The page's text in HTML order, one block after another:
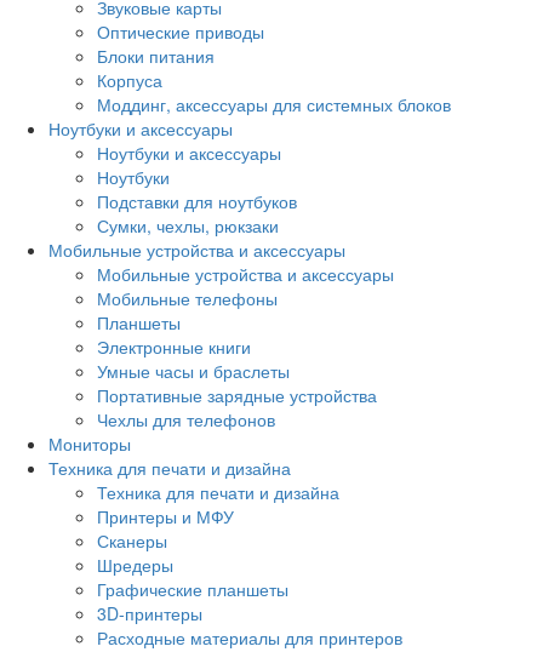
Звуковые карты
Оптические приводы
Блоки питания
Корпуса
Моддинг, аксессуары для системных блоков
Ноутбуки и аксессуары
Ноутбуки и аксессуары
Ноутбуки
Подставки для ноутбуков
Сумки, чехлы, рюкзаки
Мобильные устройства и аксессуары
Мобильные устройства и аксессуары
Мобильные телефоны
Планшеты
Электронные книги
Умные часы и браслеты
Портативные зарядные устройства
Чехлы для телефонов
Мониторы
Техника для печати и дизайна
Техника для печати и дизайна
Принтеры и МФУ
Сканеры
Шредеры
Графические планшеты
3D-принтеры
Расходные материалы для принтеров